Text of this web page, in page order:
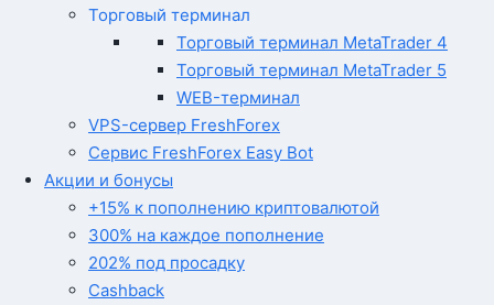
Торговый терминал
Торговый терминал MetaTrader 4
Торговый терминал MetaTrader 5
WEB-терминал
VPS-сервер FreshForex
Сервис FreshForex Easy Bot
Акции и бонусы
+15% к пополнению криптовалютой
300% на каждое пополнение
202% под просадку
Cashback